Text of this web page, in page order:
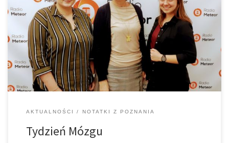
Temat bliskim wszystkim studentom, a już zwłaszcza – studentom
UAMu
! Pani Mariola Osiak z Polskiej Akademii Nauk
opowiedziała krótko – godzina bowiem to zdecydowanie za
mało na zgłębienie się w temat! – jakie tematy zostaną poruszone
na 11 Tygodniu […]
AKTUALNOŚCI NOTATKI Z POZNANIA
Tydzień Mózgu